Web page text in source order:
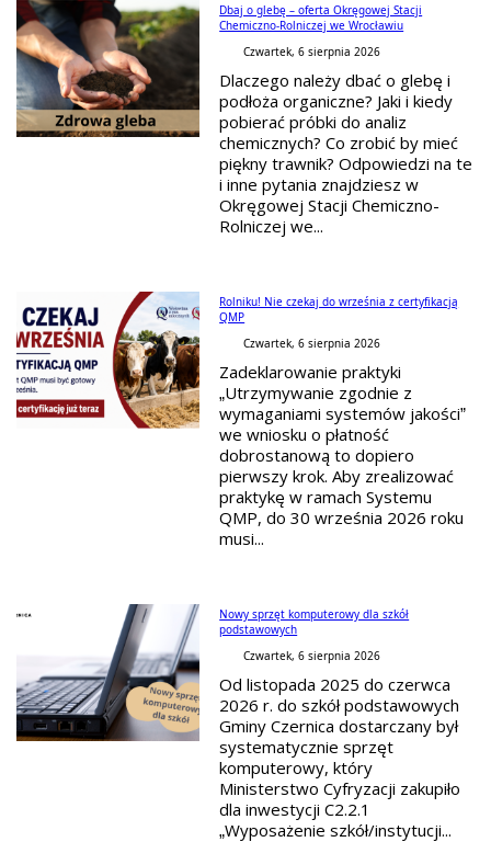
Dbaj o glebę – oferta Okręgowej Stacji
Chemiczno-Rolniczej we Wrocławiu
Czwartek, 6 sierpnia 2026
Dlaczego należy dbać o glebę i
podłoża organiczne? Jaki i kiedy
pobierać próbki do analiz
chemicznych? Co zrobić by mieć
piękny trawnik? Odpowiedzi na te
i inne pytania znajdziesz w
Okręgowej Stacji Chemiczno-
Rolniczej we...
Rolniku! Nie czekaj do września z certyfikacją
QMP
Czwartek, 6 sierpnia 2026
Zadeklarowanie praktyki
„Utrzymywanie zgodnie z
wymaganiami systemów jakości”
we wniosku o płatność
dobrostanową to dopiero
pierwszy krok. Aby zrealizować
praktykę w ramach Systemu
QMP, do 30 września 2026 roku
musi...
Nowy sprzęt komputerowy dla szkół
podstawowych
Czwartek, 6 sierpnia 2026
Od listopada 2025 do czerwca
2026 r. do szkół podstawowych
Gminy Czernica dostarczany był
systematycznie sprzęt
komputerowy, który
Ministerstwo Cyfryzacji zakupiło
dla inwestycji C2.2.1
„Wyposażenie szkół/instytucji...